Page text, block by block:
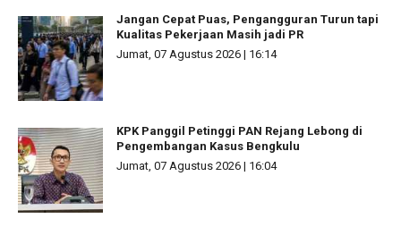
Jangan Cepat Puas, Pengangguran Turun tapi
Kualitas Pekerjaan Masih jadi PR
Jumat, 07 Agustus 2026 | 16:14
KPK Panggil Petinggi PAN Rejang Lebong di
Pengembangan Kasus Bengkulu
Jumat, 07 Agustus 2026 | 16:04